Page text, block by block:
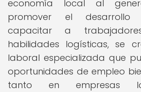
economía local al
promover el desarrollo
capacitar a
habilidades logísticas, se
laboral especializada que
oportunidades de empleo
tanto en empresas